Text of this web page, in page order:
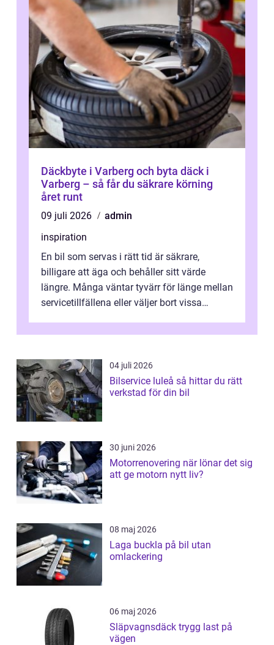
Däckbyte i Varberg och byta däck i
Varberg – så får du säkrare körning
året runt
09 juli 2026
admin
inspiration
En bil som servas i rätt tid är säkrare,
billigare att äga och behåller sitt värde
längre. Många väntar tyvärr för länge mellan
servicetillfällena eller väljer bort vissa
04 juli 2026
Bilservice luleå så hittar du rätt
verkstad för din bil
30 juni 2026
Motorrenovering när lönar det sig
att ge motorn nytt liv?
08 maj 2026
Laga buckla på bil utan
omlackering
06 maj 2026
Släpvagnsdäck trygg last på
vägen